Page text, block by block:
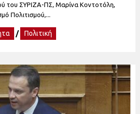
του ΣΥΡΙΖΑ-ΠΣ, Μαρίνα Κοντοτόλη,
Πολιτισμού,...
/ Πολιτική